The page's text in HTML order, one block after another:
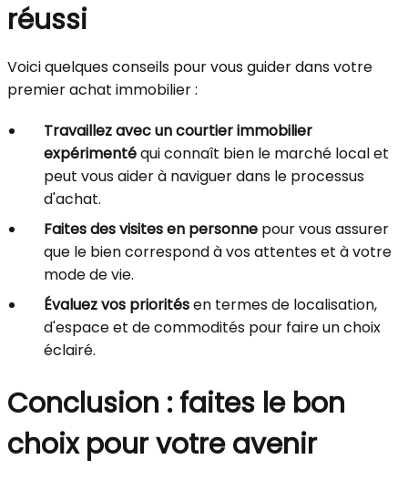
réussi
Voici quelques conseils pour vous guider dans votre
premier achat immobilier :
Travaillez avec un courtier immobilier
expérimentéqui connaît bien le marché local et
peut vous aider à naviguer dans le processus
d'achat.
Faites des visites en personne pour vous assurer
que le bien correspond à vos attentes et à votre
mode de vie.
Évaluez vos prioritésen termes de localisation,
d'espace et de commodités pour faire un choix
éclairé.
Conclusion : faites le bon
choix pour votre avenir